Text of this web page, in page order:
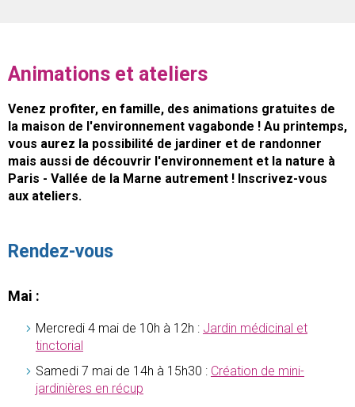
Animations et ateliers
Venez profiter, en famille, des animations gratuites de
la maison de l'environnement vagabonde ! Au printemps,
vous aurez la possibilité de jardiner et de randonner
mais aussi de découvrir l'environnement et la nature à
Paris - Vallée de la Marne autrement ! Inscrivez-vous
aux ateliers.
Rendez-vous
Mai :
Mercredi 4 mai de 10h à 12h : Jardin médicinal et
tinctorial
Samedi 7 mai de 14h à 15h30 : Création de mini-
jardinières en récup